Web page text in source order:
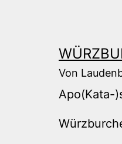
Von
Apo(Kata-